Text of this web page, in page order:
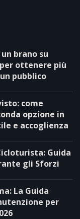
brano su
ottenere più
pubblico
come
opzione in
e accoglienza
Guida
gli Sforzi
La Guida
per